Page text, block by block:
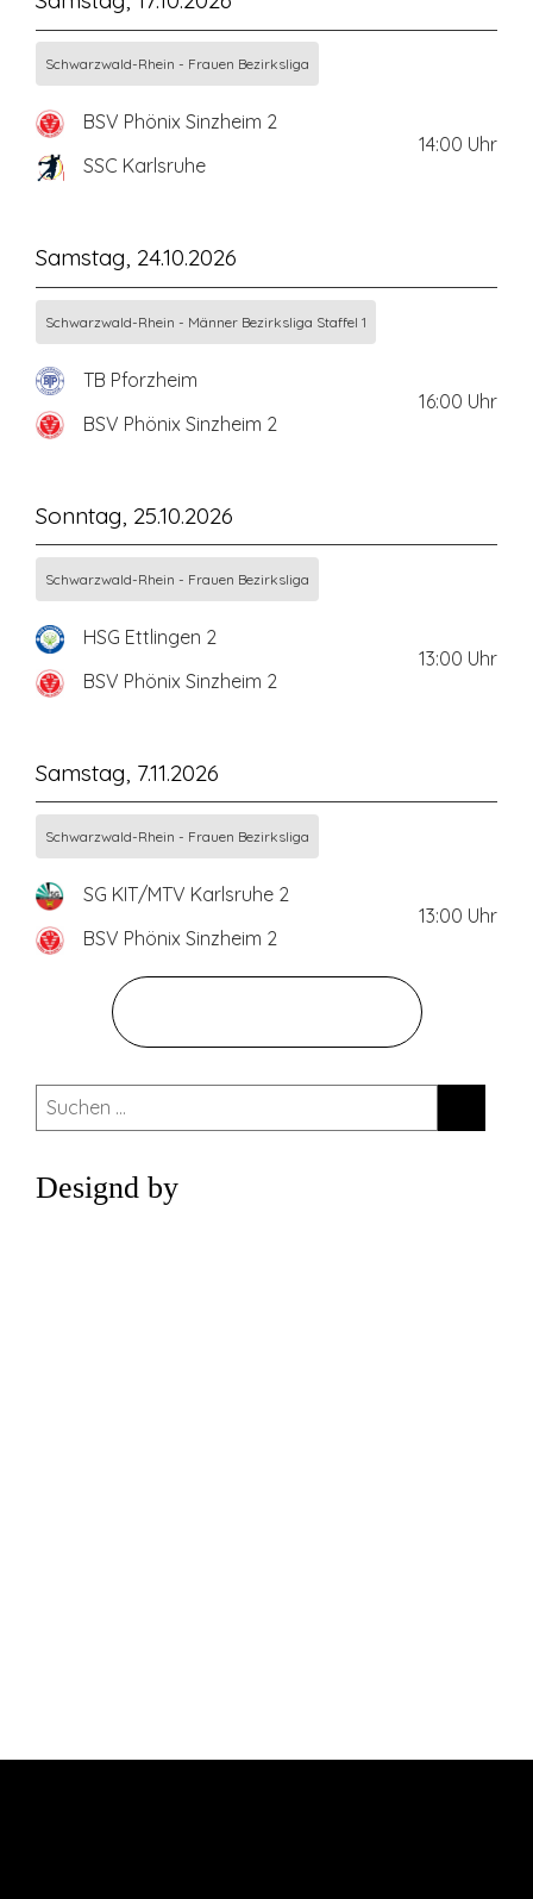
Schwarzwald-Rhein - Frauen Bezirksliga
BSV Phönix Sinzheim 2
SSC Karlsruhe
14:00 Uhr
Samstag, 24.10.2026
Schwarzwald-Rhein - Männer Bezirksliga Staffel 1
TB Pforzheim
BSV Phönix Sinzheim 2
16:00 Uhr
Sonntag, 25.10.2026
Schwarzwald-Rhein - Frauen Bezirksliga
HSG Ettlingen 2
BSV Phönix Sinzheim 2
13:00 Uhr
Samstag, 7.11.2026
Schwarzwald-Rhein - Frauen Bezirksliga
SG KIT/MTV Karlsruhe 2
BSV Phönix Sinzheim 2
13:00 Uhr
Suchen
nach:
Designd by